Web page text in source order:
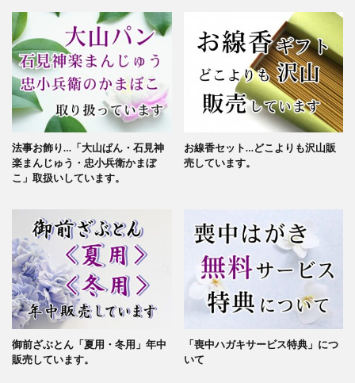
法事お飾り…「大山ぱん・石見神
楽まんじゅう・忠小兵衛かまぼ
こ」取扱いしています。
お線香セット…どこよりも沢山販
売しています。
御前ざぶとん「夏用・冬用」年中
販売しています。
「喪中ハガキサービス特典」につ
いて